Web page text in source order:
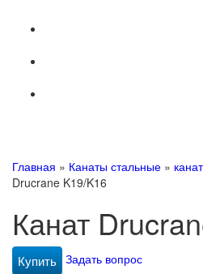
Главная » Канаты стальные »
Drucrane K19/K16
Канат
Купить Задать вопрос